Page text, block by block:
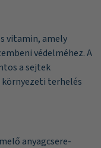
vitamin, amely
védelméhez. A
a sejtek
környezeti terhelés
anyagcsere-